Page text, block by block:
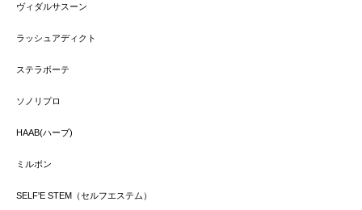
ヴィダルサスーン
ラッシュアディクト
ステラボーテ
ソノリプロ
HAAB(ハーブ)
ミルボン
SELF'E STEM（セルフエステム）